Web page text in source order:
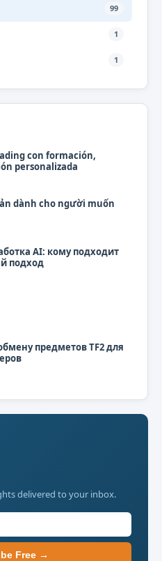
99
1
1
con formación,
personalizada
dành cho người muốn
AI: кому подходит
подход
предметов TF2 для
delivered to your inbox.
Free →